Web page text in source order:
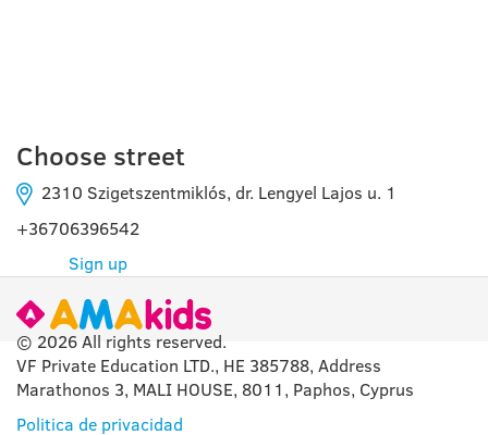
Choose street
2310 Szigetszentmiklós, dr. Lengyel Lajos u. 1
+36706396542
Sign up
© 2026 All rights reserved.
VF Private Education LTD., HE 385788, Address
Marathonos 3, MALI HOUSE, 8011, Paphos, Cyprus
Politica de privacidad